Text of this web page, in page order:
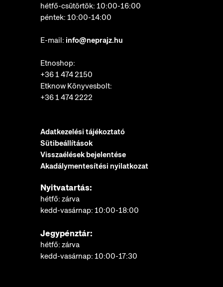
hétfő-csütörtök: 10:00-16:00
péntek: 10:00-14:00
E-mail: info@neprajz.hu
Etnoshop:
+36 1 474 2150
Etknow Könyvesbolt:
+36 1 474 2222
Adatkezelési tájékoztató
Sütibeállítások
Visszaélések bejelentése
Akadálymentesítési nyilatkozat
Nyitvatartás:
hétfő: zárva
kedd-vasárnap: 10:00-18:00
Jegypénztár:
hétfő: zárva
kedd-vasárnap: 10:00-17:30